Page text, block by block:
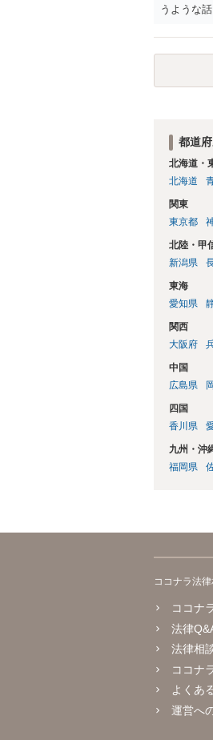
うような
都道
北海道・
北海道
関東
東京都
北陸・甲
新潟県
東海
愛知県
関西
大阪府
中国
広島県
四国
香川県
九州・沖
福岡県
ココナラ法
ココナ
法律
法律相
ココナ
よくあ
運営へ